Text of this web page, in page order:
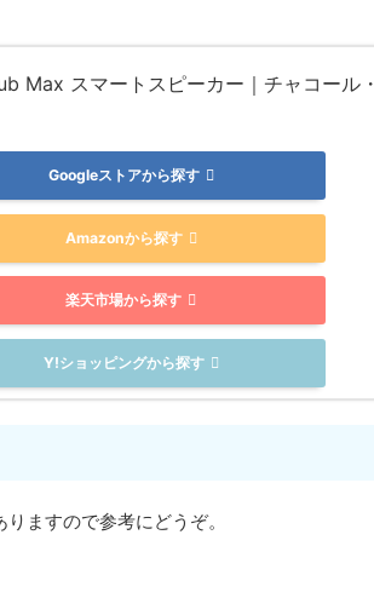
Max スマートスピーカー｜チャコール・
Googleストアから探す
Amazonから探す
楽天市場から探す
Y!ショッピングから探す
ますので参考にどうぞ。